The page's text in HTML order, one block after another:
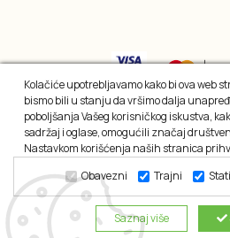
2026 © All rights
Kolačiće upotrebljavamo kako bi ova web
bismo bili u stanju da vršimo dalja
poboljšanja Vašeg korisničkog iskustva,
sadržaj i oglase, omogućili značaj
Nastavkom korišćenja naših stranica
Obavezni
Trajni
Saznaj više